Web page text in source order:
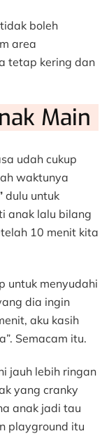
boleh
area
tetap kering dan
Main
udah cukup
waktunya
dulu untuk
anak lalu bilang
10 menit kita
untuk menyudahi
dia ingin
aku kasih
Semacam itu.
jauh lebih ringan
yang cranky
anak jadi tau
playground itu